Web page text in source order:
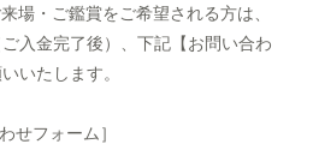
場・ご鑑賞をご希望される方は、
入金完了後）、下記【お問い合わ
いたします。
せフォーム］